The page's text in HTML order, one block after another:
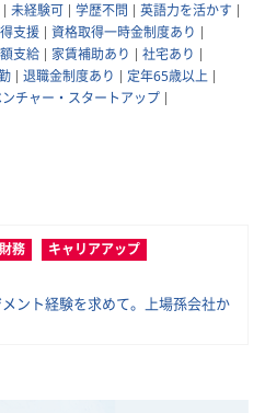
未経験可 学歴不問
英語力を活かす
支援
資格取得一時金制度あり
支給 家賃補助あり
社宅あり
退職金制度あり
定年65歳以上
チャー・スタートアップ
務 キャリアアップ
ント経験を求めて。上場孫会社か